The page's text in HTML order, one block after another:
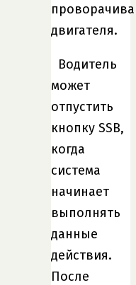
двигателя.
Водитель
может
отпустить
кнопку SSB,
когда
система
начинает
выполнять
данные
действия.
После